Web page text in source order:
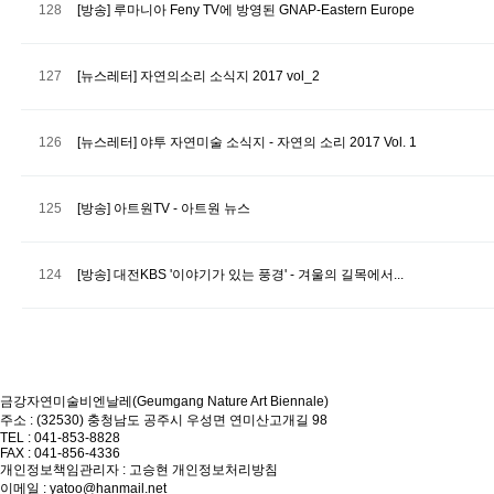
128 [방송] 루마니아 Feny TV에 방영된 GNAP-Eastern Europe
127 [뉴스레터] 자연의소리 소식지 2017 vol_2
126 [뉴스레터] 야투 자연미술 소식지 - 자연의 소리 2017 Vol. 1
125 [방송] 아트원TV - 아트원 뉴스
124 [방송] 대전KBS '이야기가 있는 풍경' - 겨울의 길목에서...
금강자연미술비엔날레(Geumgang Nature Art Biennale)
주소 : (32530) 충청남도 공주시 우성면 연미산고개길 98
TEL : 041-853-8828
FAX : 041-856-4336
개인정보책임관리자 : 고승현 개인정보처리방침
이메일 : yatoo@hanmail.net